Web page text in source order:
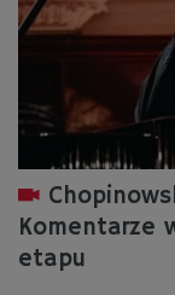
Komentarze
etapu